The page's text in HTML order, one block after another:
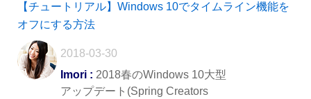
【チュートリアル】Windows 10でタイムライン機能を
オフにする方法
2018-03-30
Imori : 2018春のWindows 10大型
アップデート(Spring Creators